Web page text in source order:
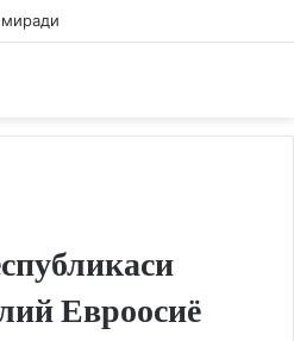
Евроосиё